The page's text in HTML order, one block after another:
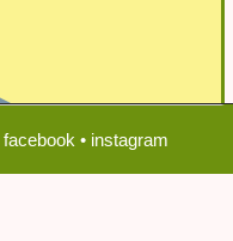
facebook • instagram